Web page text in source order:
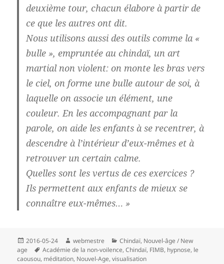
deuxième tour, chacun élabore à partir de
ce que les autres ont dit.
Nous utilisons aussi des outils comme la «
bulle », empruntée auchindaï, un art
martial non violent: on monte les bras vers
le ciel, on forme une bulle autour de soi, à
laquelle on associe un élément, une
couleur. En les accompagnant par la
parole, on aide les enfants à se recentrer, à
descendre à l’intérieur d’eux-mêmes et à
retrouver un certain calme.
Quelles sont les vertus de ces exercices ?
Ils permettent aux enfants de mieux se
connaître eux-mêmes… »
Publié
le
2016-05-24 Auteur
webmestre Catégories
Chindaï, Nouvel-âge / New
age
Mots-
clés
Académie de la non-voilence,Chindaï, FIMB, hypnose, le
caousou, méditation, Nouvel-Age,visualisation